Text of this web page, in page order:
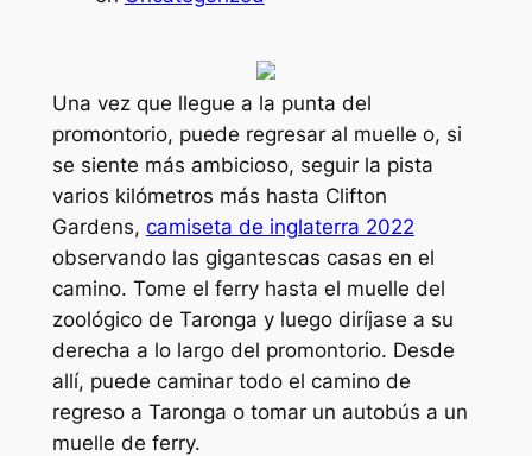
Una vez que llegue a la punta del
promontorio, puede regresar al muelle o, si
se siente más ambicioso, seguir la pista
varios kilómetros más hasta Clifton
Gardens, camiseta de inglaterra 2022
observando las gigantescas casas en el
camino. Tome el ferry hasta el muelle del
zoológico de Taronga y luego diríjase a su
derecha a lo largo del promontorio. Desde
allí, puede caminar todo el camino de
regreso a Taronga o tomar un autobús a un
muelle de ferry.